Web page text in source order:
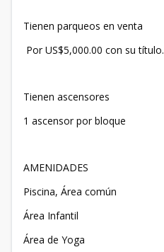
Tienen parqueos en venta
Por US$5,000.00 con su título.
Tienen ascensores
1 ascensor por bloque
AMENIDADES
Piscina, Área común
Área Infantil
Área de Yoga